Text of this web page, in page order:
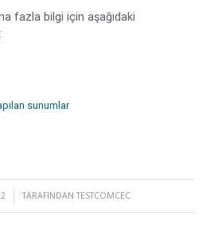
fazla bilgi için aşağıdaki
sunumlar
TARAFINDANTESTCOMCEC